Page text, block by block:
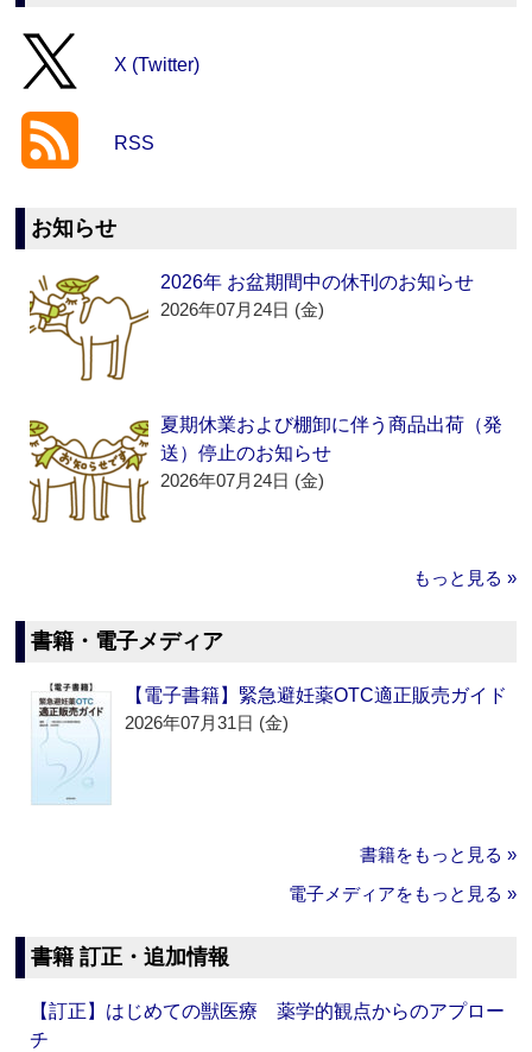
X (Twitter)
RSS
お知らせ
2026年 お盆期間中の休刊のお知らせ
2026年07月24日 (金)
夏期休業および棚卸に伴う商品出荷（発
送）停止のお知らせ
2026年07月24日 (金)
もっと見る »
書籍・電子メディア
【電子書籍】緊急避妊薬OTC適正販売ガイド
2026年07月31日 (金)
書籍をもっと見る »
電子メディアをもっと見る »
書籍 訂正・追加情報
【訂正】はじめての獣医療 薬学的観点からのアプロー
チ